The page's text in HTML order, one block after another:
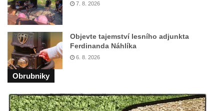
Kenotaf Ericha Ullmanna na hřbitově
Šumburk nad Desnou v Tanvaldu
Hrob Pavla Patušnika na hřbitově Šumburk
nad Desnou v Tanvaldu
Hrob sovětských dětí na hřbitově Šumburk
nad Desnou v Tanvaldu
Pomník prvního a druhého odboje v
Tanvaldu
7. 8. 2026
Objevte tajemství lesního adjunkta
Ferdinanda Náhlíka
6. 8. 2026
Obrubniky